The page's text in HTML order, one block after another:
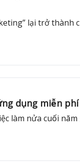
lại trở thành
dụng miễn
làm nửa cuối năm